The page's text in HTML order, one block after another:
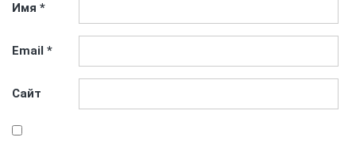
Имя *
Email *
Сайт